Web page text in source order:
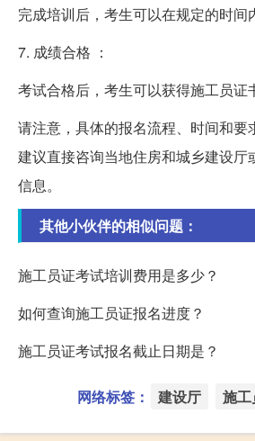
完成培训后，考生可以在规定的时间
7. 成绩合格 ：
考试合格后，考生可以获得施工员证
请注意，具体的报名流程、时间和要
建议直接咨询当地住房和城乡建设厅
信息。
其他小伙伴的相似问题：
施工员证考试培训费用是多少？
如何查询施工员证报名进度？
施工员证考试报名截止日期是？
网络标签： 建设厅 施工